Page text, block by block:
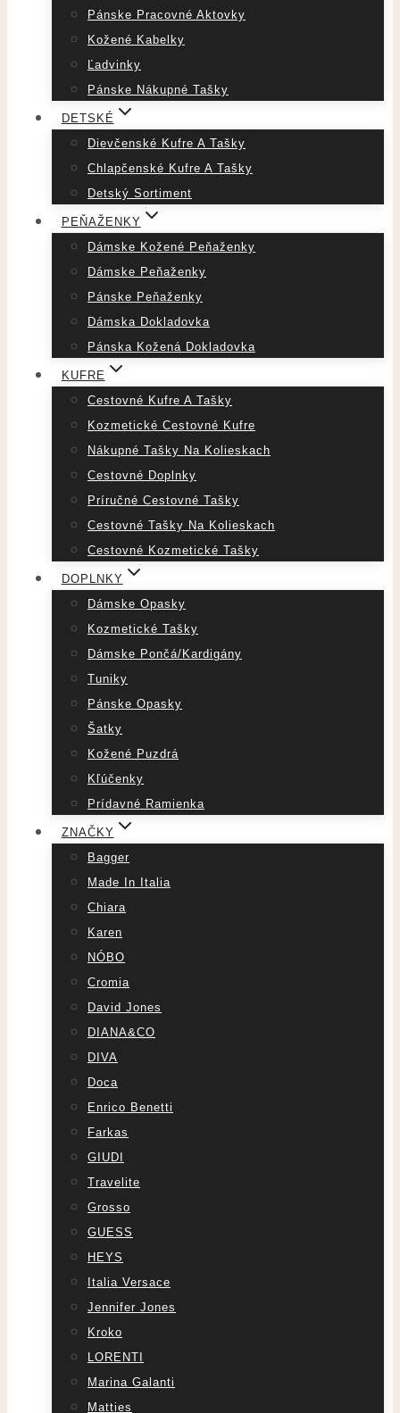
Pánske Pracovné Aktovky
Kožené Kabelky
Ľadvinky
Pánske Nákupné Tašky
DETSKÉ
Dievčenské Kufre A Tašky
Chlapčenské Kufre A Tašky
Detský Sortiment
PEŇAŽENKY
Dámske Kožené Peňaženky
Dámske Peňaženky
Pánske Peňaženky
Dámska Dokladovka
Pánska Kožená Dokladovka
KUFRE
Cestovné Kufre A Tašky
Kozmetické Cestovné Kufre
Nákupné Tašky Na Kolieskach
Cestovné Doplnky
Príručné Cestovné Tašky
Cestovné Tašky Na Kolieskach
Cestovné Kozmetické Tašky
DOPLNKY
Dámske Opasky
Kozmetické Tašky
Dámske Pončá/Kardigány
Tuniky
Pánske Opasky
Šatky
Kožené Puzdrá
Kľúčenky
Prídavné Ramienka
ZNAČKY
Bagger
Made In Italia
Chiara
Karen
NÓBO
Cromia
David Jones
DIANA&CO
DIVA
Doca
Enrico Benetti
Farkas
GIUDI
Travelite
Grosso
GUESS
HEYS
Italia Versace
Jennifer Jones
Kroko
LORENTI
Marina Galanti
Matties